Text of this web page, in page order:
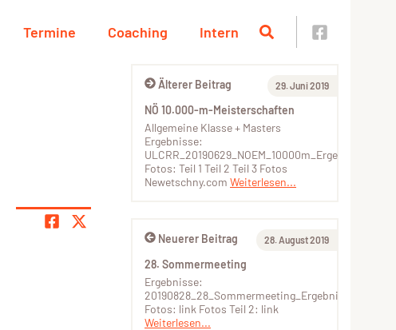
Termine Coaching Intern
Älterer Beitrag 29. Juni 2019
NÖ 10.000-m-Meisterschaften
Allgemeine Klasse + Masters
Ergebnisse:
ULCRR_20190629_NOEM_10000m_Ergebnisse
Fotos: Teil 1 Teil 2 Teil 3 Fotos
Newetschny.com Weiterlesen...
Neuerer Beitrag 28. August 2019
28. Sommermeeting
Ergebnisse:
20190828_28_Sommermeeting_Ergebnisse
Fotos: link Fotos Teil 2: link
Weiterlesen...